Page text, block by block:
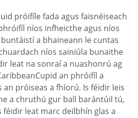
próifíle fada agus faisnéiseach
níos infheicthe agus níos
a bhaineann le cuntas
níos sainiúla bunaithe
leat na sonraí a nuashonrú ag
an phróifíl a
próiseas a fhíorú. Is féidir leis
a chruthú gur ball barántúil tú,
féidir leat marc deilbhín glas a